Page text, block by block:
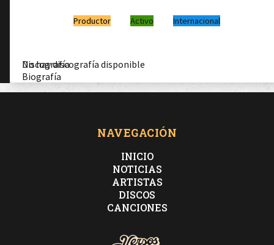
Productor Activo Internacional
Discografía
Biografía
No hay discografía disponible
NAVEGACIÓN
INICIO
NOTICIAS
ARTISTAS
DISCOS
CANCIONES